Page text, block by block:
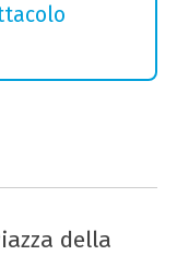
della